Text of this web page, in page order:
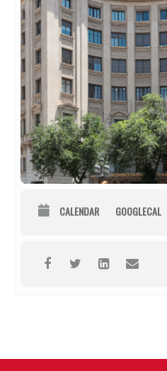
CALENDAR GOOGLECAL